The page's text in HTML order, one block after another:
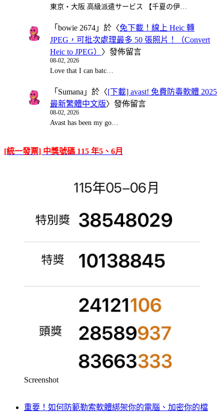
東京・大阪 高級派遣サービス 【千夏の伊…
「 bowie 2674 」於〈免下載！線上 Heic 轉
JPEG，可批次處理最多 50 張照片！（Convert
Heic to JPEG） 〉發佈留言
08-02, 2026
Love that I can batc…
「 Sumana 」於〈[下載] avast! 免費防毒軟體 2025
最新繁體中文版〉發佈留言
08-02, 2026
Avast has been my go…
[統一發票] 中獎號碼 115 年5、6月
Screenshot
重要！如何防範勒索軟體綁架你的電腦、加密你的檔